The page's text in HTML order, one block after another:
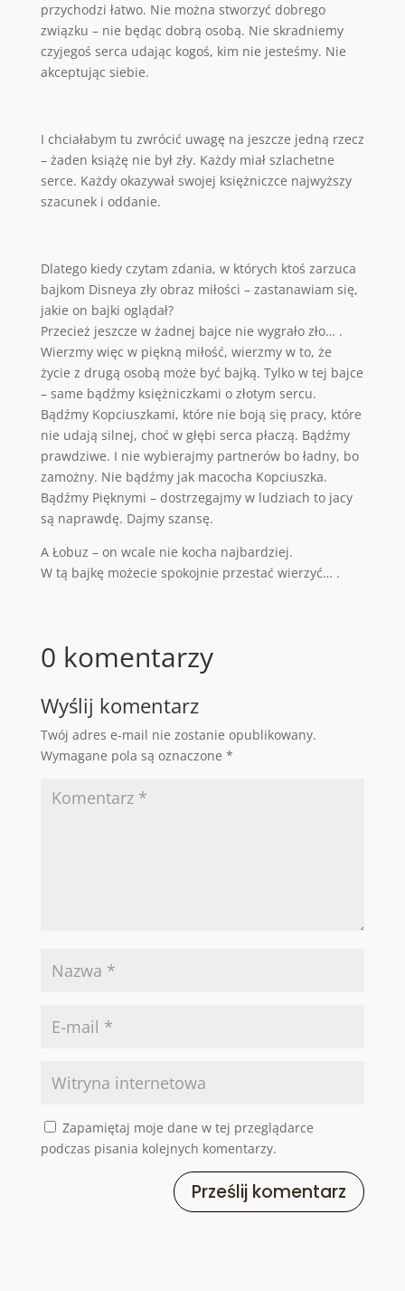
przychodzi łatwo. Nie można stworzyć dobrego
związku – nie będąc dobrą osobą. Nie skradniemy
czyjegoś serca udając kogoś, kim nie jesteśmy. Nie
akceptując siebie.
I chciałabym tu zwrócić uwagę na jeszcze jedną rzecz
– żaden książę nie był zły. Każdy miał szlachetne
serce. Każdy okazywał swojej księżniczce najwyższy
szacunek i oddanie.
Dlatego kiedy czytam zdania, w których ktoś zarzuca
bajkom Disneya zły obraz miłości – zastanawiam się,
jakie on bajki oglądał?
Przecież jeszcze w żadnej bajce nie wygrało zło… .
Wierzmy więc w piękną miłość, wierzmy w to, że
życie z drugą osobą może być bajką. Tylko w tej bajce
– same bądźmy księżniczkami o złotym sercu.
Bądźmy Kopciuszkami, które nie boją się pracy, które
nie udają silnej, choć w głębi serca płaczą. Bądźmy
prawdziwe. I nie wybierajmy partnerów bo ładny, bo
zamożny. Nie bądźmy jak macocha Kopciuszka.
Bądźmy Pięknymi – dostrzegajmy w ludziach to jacy
są naprawdę. Dajmy szansę.
A Łobuz – on wcale nie kocha najbardziej.
W tą bajkę możecie spokojnie przestać wierzyć… .
0 komentarzy
Wyślij komentarz
Twój adres e-mail nie zostanie opublikowany.
Wymagane pola są oznaczone *
Zapamiętaj moje dane w tej przeglądarce
podczas pisania kolejnych komentarzy.
Prześlij komentarz